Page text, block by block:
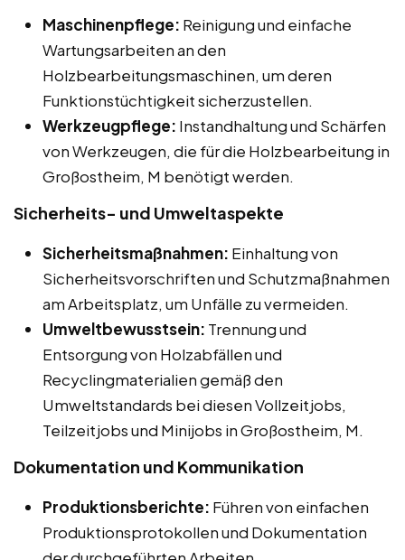
Maschinenpflege: Reinigung und einfache
Wartungsarbeiten an den
Holzbearbeitungsmaschinen, um deren
Funktionstüchtigkeit sicherzustellen.
Werkzeugpflege: Instandhaltung und Schärfen
von Werkzeugen, die für die Holzbearbeitung in
Großostheim, M benötigt werden.
Sicherheits- und Umweltaspekte
Sicherheitsmaßnahmen: Einhaltung von
Sicherheitsvorschriften und Schutzmaßnahmen
am Arbeitsplatz, um Unfälle zu vermeiden.
Umweltbewusstsein: Trennung und
Entsorgung von Holzabfällen und
Recyclingmaterialien gemäß den
Umweltstandards bei diesen Vollzeitjobs,
Teilzeitjobs und Minijobs in Großostheim, M.
Dokumentation und Kommunikation
Produktionsberichte: Führen von einfachen
Produktionsprotokollen und Dokumentation